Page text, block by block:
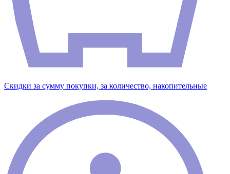
Скидки за сумму покупки, за количество, накопительные